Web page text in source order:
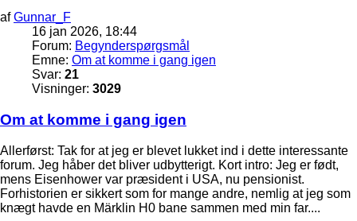
afGunnar_F
16 jan 2026, 18:44
Forum: Begynderspørgsmål
Emne: Om at komme i gang igen
Svar: 21
Visninger: 3029
Om at komme i gang igen
Allerførst: Tak for at jeg er blevet lukket ind i dette interessante
forum. Jeg håber det bliver udbytterigt. Kort intro: Jeg er født,
mens Eisenhower var præsident i USA, nu pensionist.
Forhistorien er sikkert som for mange andre, nemlig at jeg som
knægt havde en Märklin H0 bane sammen med min far....